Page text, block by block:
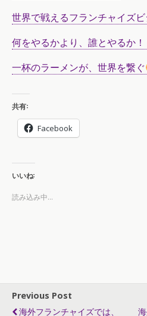
世界で戦えるフランチャイズビ
何をやるかより、誰とやるか！
一杯のラーメンが、世界を繋ぐ
共有:
Facebook
いいね:
読み込み中...
Previous Post
海外フランチャイズでは、